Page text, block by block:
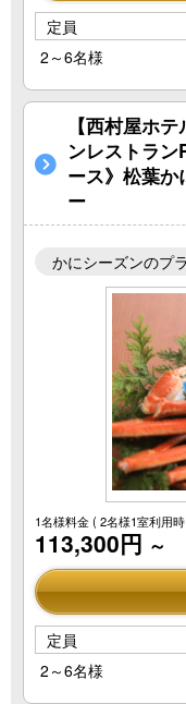
定員
2～6名様
【西村屋ホ
ンレストラ
ース》松葉
ー
かにシーズンのプ
1名様料金( 2名様1室利用
113,300円 ～
定員
2～6名様